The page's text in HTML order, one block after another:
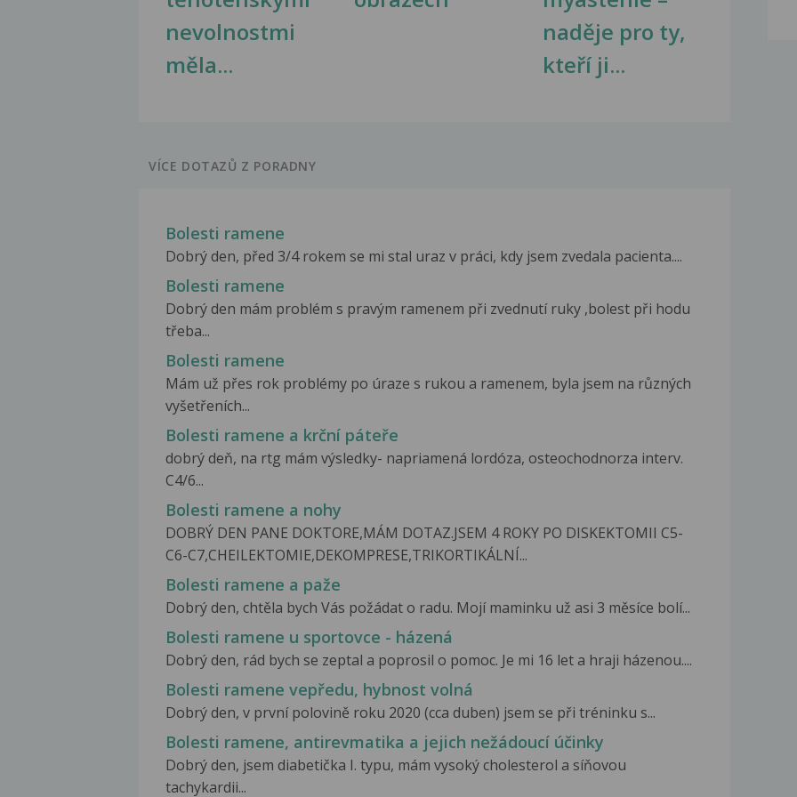
nevolnostmi
měla...
naděje pro ty,
kteří ji...
VÍCE DOTAZŮ Z PORADNY
Bolesti ramene
Dobrý den, před 3/4 rokem se mi stal uraz v práci, kdy jsem zvedala pacienta....
Bolesti ramene
Dobrý den mám problém s pravým ramenem při zvednutí ruky ,bolest při hodu
třeba...
Bolesti ramene
Mám už přes rok problémy po úraze s rukou a ramenem, byla jsem na různých
vyšetřeních...
Bolesti ramene a krční páteře
dobrý deň, na rtg mám výsledky- napriamená lordóza, osteochodnorza interv.
C4/6...
Bolesti ramene a nohy
DOBRÝ DEN PANE DOKTORE,MÁM DOTAZ.JSEM 4 ROKY PO DISKEKTOMII C5-
C6-C7,CHEILEKTOMIE,DEKOMPRESE,TRIKORTIKÁLNÍ...
Bolesti ramene a paže
Dobrý den, chtěla bych Vás požádat o radu. Mojí maminku už asi 3 měsíce bolí...
Bolesti ramene u sportovce - házená
Dobrý den, rád bych se zeptal a poprosil o pomoc. Je mi 16 let a hraji házenou....
Bolesti ramene vepředu, hybnost volná
Dobrý den, v první polovině roku 2020 (cca duben) jsem se při tréninku s...
Bolesti ramene, antirevmatika a jejich nežádoucí účinky
Dobrý den, jsem diabetička I. typu, mám vysoký cholesterol a síňovou
tachykardii...